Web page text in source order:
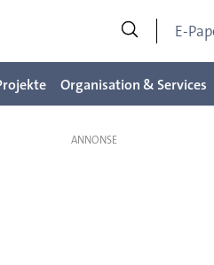
E-
Organisation & Services